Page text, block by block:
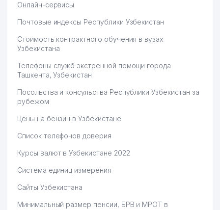
61 MERIT EDUCATION ЧП
62 GEORGES CHOCO ООО 508 м
63 GOODZONE TRADING ООО
64 FULL SYSTEMS SERVICE ООО 520 м
ООО
522 м
67
МУЗЕЙ ПАМЯТИ ЖЕРТВ
РЕПРЕССИЙ
68
ПО ЮНУСАБАДСКОМУ
69
КОМИТЕТ
590 м
Онлайн-сервисы
Почтовые индексы Республики Узбекистан
Стоимость контрактного обучения в вузах
Узбекистана
Телефоны служб экстренной помощи города
Ташкента, Узбекистан
Посольства и консульства Республики Узбекистан за
рубежом
Цены на бензин в Узбекистане
Список телефонов доверия
Курсы валют в Узбекистане 2022
Система единиц измерения
Сайты Узбекистана
Минимальный размер пенсии, БРВ и МРОТ в